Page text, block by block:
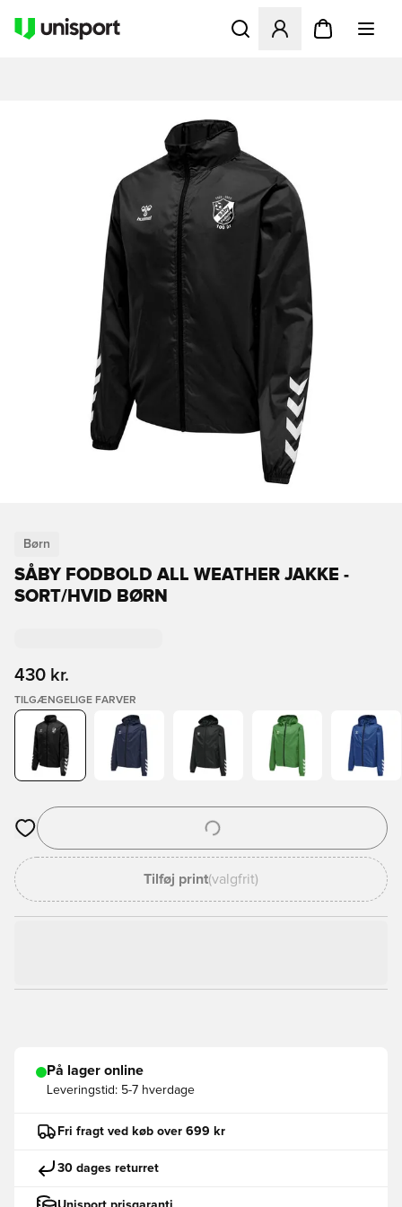
Åbner en Modal til at
Børn
SÅBY FODBOLD ALL WEATHER JAKKE -
SORT/HVID BØRN
430 kr.
TILGÆNGELIGE FARVER
Åbner en Modal til at logge ind eller tilmelde dig som medlem
Tilføj print(valgfrit)
På lager online
Leveringstid: 5-7 hverdage
Fri fragt ved køb over 699 kr
30 dages returret